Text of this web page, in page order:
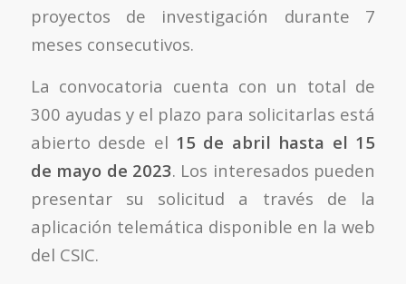
proyectos de investigación durante 7
meses consecutivos.
La convocatoria cuenta con un total de
300 ayudas y el plazo para solicitarlas está
abierto desde el 15 de abril hasta el 15
de mayo de 2023. Los interesados pueden
presentar su solicitud a través de la
aplicación telemática disponible en la web
del CSIC.